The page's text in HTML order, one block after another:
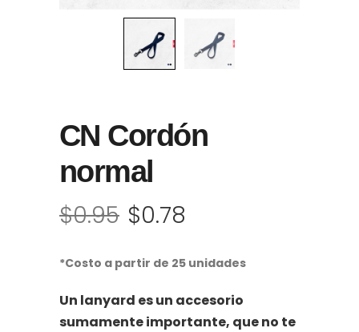
CN Cordón
normal
$0.95
El
original
era:
$0.95.
$0.78
El
actual
es:
$0.78.
*Costo a partir de 25 unidades
Un lanyard es un accesorio
sumamente importante, que no te